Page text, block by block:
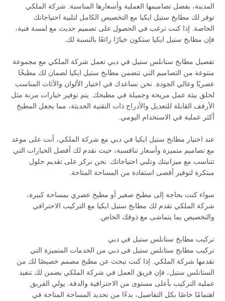
المدينة، بفضل تصاميمها العملية وأسعارها المناسبة. شركة الملكي
توفر لك مطابخ ستيل ايكيا مع التخصيص الكامل لتلبية احتياجاتك
الخاصة. إذا كنت ترغب في الحصول على تصميم حديث مع لمسة فنية،
فإن مطابخ ستيل ايكيا ستكون خيارًا رائعًا بالنسبة لك.
تفصيل مطابخ ستانلس ستيل في دبي تعمل شركة الملكي مع مجموعة
متنوعة من التصاميم التي تتضمن مطابخ ستيل ايكيا لضمان لك مطبخًا
عصريًا وعالي الجودة. نحن نساعدك في اختيار الألوان والأثاث المناسب
لخلق بيئة عمل مريحة وجميلة في مطبخك. يتم توفير خيارات مرنة مثل
الأرفف القابلة للتعديل والأدراج ذات التقنية الحديثة، مما يجعل المطبخ
أكثر عملية في الاستخدام اليومي.
عند اختيار مطابخ ستيل ايكيا في دبي مع شركة الملكي، أنت على موعد
مع تصاميم متميزة وأسعار تنافسية، حيث نقدم لك أفضل الخيارات التي
تتناسب مع ميزانيتك وتلبي احتياجاتك. نحن نركز على تقديم حلول
مبتكرة لتوفير أقصى استفادة من المساحة المتاحة.
سواء كنت بحاجة إلى مطبخ صغير أو مطبخ عصري بمساحة كبيرة،
شركة الملكي تقدم لك مطابخ ستيل ايكيا مع التركيب الاحترافي
والتخصيص بما يتماشى مع ذوقك الخاص.
تركيب مطابخ ستانلس ستيل في دبي
تركيب مطابخ ستانلس ستيل في دبي من الخدمات المتميزة التي
تقدمها شركة الملكي. إذا كنت تبحث عن مطبخ مصمم خصيصًا لك من
الستانلس ستيل، فإن فريق العمل في شركة الملكي يضمن لك تنفيذ
عملية التركيب بأعلى مستوى من الاحترافية والدقة. يولي الفريق
اهتمامًا خاصًا بكل التفاصيل، بدءًا من تحديد المساحة المتاحة في